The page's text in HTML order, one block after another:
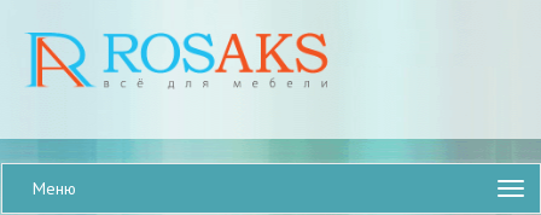
Меню